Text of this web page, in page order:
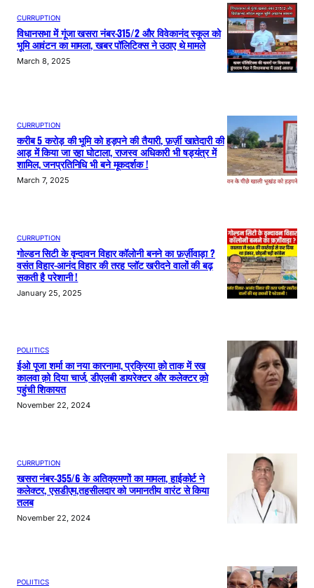
CURRUPTION
विधानसभा में गूंजा खसरा नंबर-315/2 और विवेकानंद स्कूल को
भूमि आवंटन का मामला, खबर पॉलिटिक्स ने उठाए थे मामले
March 8, 2025
CURRUPTION
करीब 5 करोड़ की भूमि को हड़पने की तैयारी, फ़र्ज़ी खातेदारी की
आड़ में किया जा रहा घोटाला, राजस्व अधिकारी भी षड्यंत्र में
शामिल, जनप्रतिनिधि भी बने मूकदर्शक !
March 7, 2025
CURRUPTION
गोल्डन सिटी के वृन्दावन विहार कॉलोनी बनने का फ़र्ज़ीवाड़ा ?
वसंत विहार-आनंद विहार की तरह प्लॉट खरीदने वालों की बढ़
सकती है परेशानी !
January 25, 2025
POLIITICS
ईओ पूजा शर्मा का नया कारनामा, प्रक्रिया क़ो ताक में रख
कालवा क़ो दिया चार्ज, डीएलबी डायरेक्टर और कलेक्टर क़ो
पहुंची शिकायत
November 22, 2024
CURRUPTION
खसरा नंबर-355/6 के अतिक्रमणों का मामला, हाईकोर्ट ने
कलेक्टर, एसडीएम,तहसीलदार को जमानतीय वारंट से किया
तलब
November 22, 2024
POLIITICS